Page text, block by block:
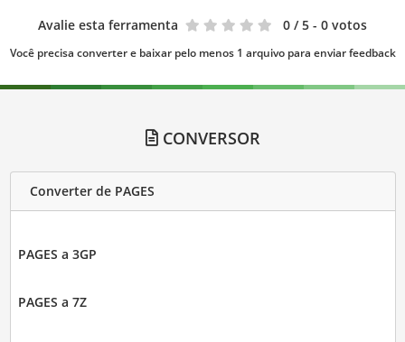
Avalie esta ferramenta 0 / 5 - 0 votos
Você precisa converter e baixar pelo menos 1 arquivo para enviar feedback
CONVERSOR
Converter de PAGES
PAGES a 3GP
PAGES a 7Z